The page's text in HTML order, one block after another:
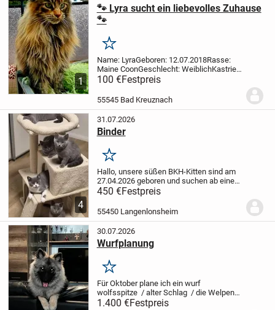
1
🐾 Lyra sucht ein liebevolles Zuhause
🐾
Merken
Name: LyraGeboren: 12.07.2018Rasse:
Maine CoonGeschlecht: WeiblichKastriert
: JaLyra ist eine ruhige und eher
schüchterne Maine-Coon-Katze. Sie
benötigt etwas Zeit, um Vertrauen zu
100 €Festpreis
55545 Bad Kreuznach
4
31.07.2026
Binder
Merken
Hallo, unsere süßen BKH-Kitten sind am
27.04.2026 geboren und suchen ab einem
Alter von ca. 10–12 Wochen (frühestens
ab dem 06.07.2026) ein liebevolles
Zuhause. Es handelt sich hier um 3 Jungs
450 €Festpreis
55450 Langenlonsheim
30.07.2026
Wurfplanung
Merken
Für Oktober plane ich ein wurf
wolfsspitze / alter Schlag / die Welpen
werden im Haus geboren und
1.400 €Festpreis